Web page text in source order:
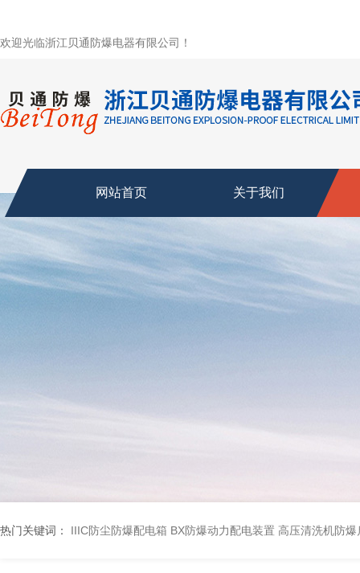
欢迎光临浙江贝通防爆电器有限公司！
网站首页 关于我们
热门关键词： IIIC防尘防爆配电箱 BX防爆动力配电装置 高压清洗机防爆